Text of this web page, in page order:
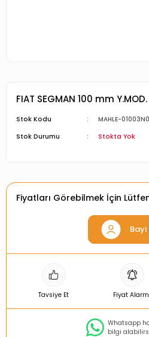
FIAT SEGMAN 100 mm Y.MOD.
Stok Kodu
MAHLE-01003N0
Stok Durumu
Stokta Yok
Fiyatları Görebilmek İçin Lütfen
Bayi
Tavsiye Et Fiyat
Whatsapp
bilgi